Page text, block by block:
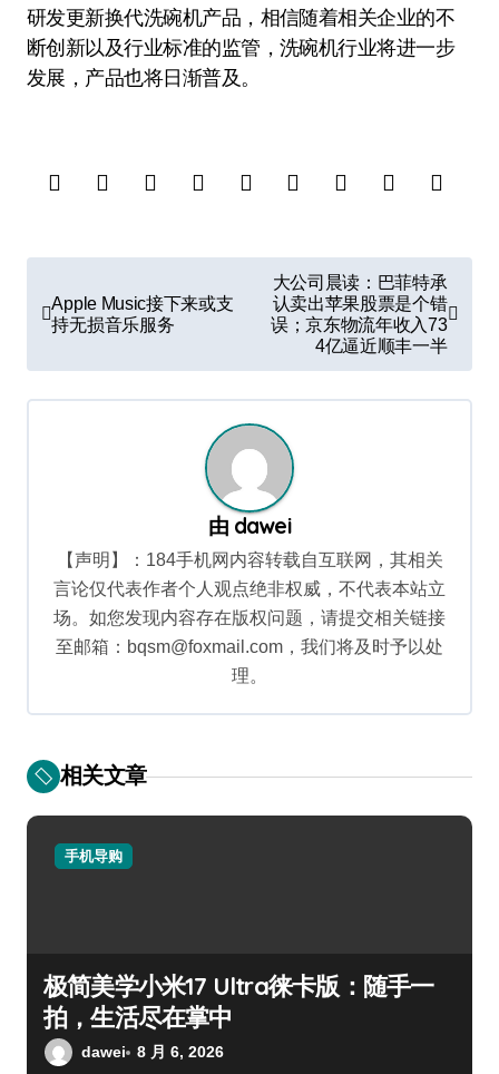
研发更新换代洗碗机产品，相信随着相关企业的不
断创新以及行业标准的监管，洗碗机行业将进一步
发展，产品也将日渐普及。
章Apple Music接下来或支
持无损音乐服务
大公司晨读：巴菲特承
认卖出苹果股票是个错
误；京东物流年收入73
4亿逼近顺丰一半
由 dawei
【声明】：184手机网内容转载自互联网，其相关
言论仅代表作者个人观点绝非权威，不代表本站立
场。如您发现内容存在版权问题，请提交相关链接
至邮箱：bqsm@foxmail.com，我们将及时予以处
理。
相关文章
手机导购
极简美学小米17 Ultra徕卡版：随手一
拍，生活尽在掌中
dawei 8 月 6, 2026